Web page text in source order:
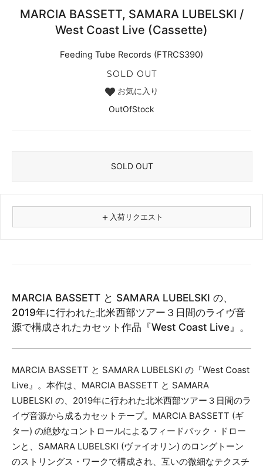
MARCIA BASSETT, SAMARA LUBELSKI /
West Coast Live (Cassette)
Feeding Tube Records (FTRCS390)
SOLD OUT
お気に入り
OutOfStock
SOLD OUT
＋ 入荷リクエスト
フォーマット
レコード
その他
メールアドレス（必須）
MARCIA BASSETT と SAMARA LUBELSKI の、
2019年に行われた北米西部ツアー３日間のライヴ音
源で構成されたカセット作品『West Coast Live』。
MARCIA BASSETT と SAMARA LUBELSKI の『West Coast
Live』。本作は、MARCIA BASSETT と SAMARA
LUBELSKI の、2019年に行われた北米西部ツアー３日間のラ
イヴ音源から成るカセットテープ。MARCIA BASSETT (ギ
ター) の絶妙なコントロールによるフィードバック・ドロー
ンと、SAMARA LUBELSKI (ヴァイオリン) のロングトーン
のストリングス・ワークで構成され、互いの微細なテクスチ